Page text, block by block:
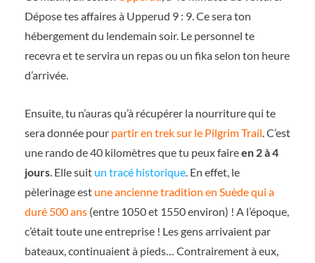
Dépose tes affaires à Upperud 9 : 9. Ce sera ton
hébergement du lendemain soir. Le personnel te
recevra et te servira un repas ou un fika selon ton heure
d’arrivée.
Ensuite, tu n’auras qu’à récupérer la nourriture qui te
sera donnée pour partir en trek sur le Pilgrim Trail. C’est
une rando de 40 kilomètres que tu peux faireen 2 à 4
jours. Elle suit un tracé historique. En effet, le
pèlerinage est une ancienne tradition en Suède qui a
duré 500 ans (entre 1050 et 1550 environ) ! A l’époque,
c’était toute une entreprise ! Les gens arrivaient par
bateaux, continuaient à pieds… Contrairement à eux,